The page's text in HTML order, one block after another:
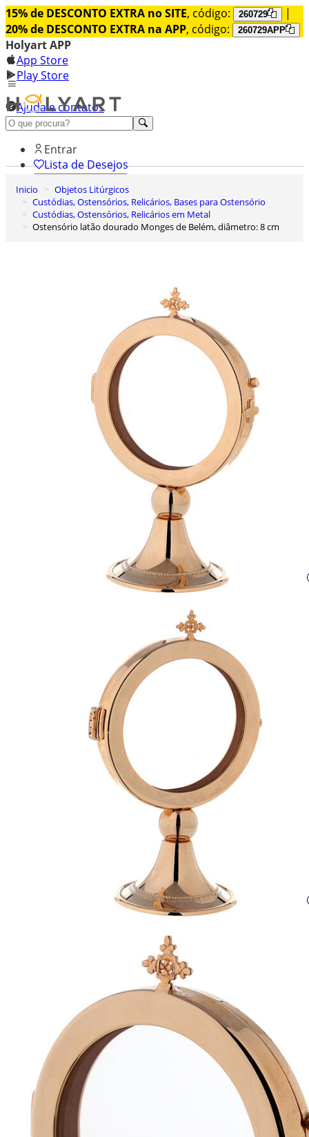
15% de DESCONTO EXTRA no SITE, código: 260729
|
20% de DESCONTO EXTRA na APP, código: 260729APP
Holyart APP
App Store
Play Store
Ajuda e contatos
Conheça premium
Entrar
Lista de Desejos
0
Carrinho de Compras
Inicio
Objetos Litúrgicos
Custódias, Ostensórios, Relicários, Bases para Ostensório
Custódias, Ostensórios, Relicários em Metal
Ostensório latão dourado Monges de Belém, diâmetro: 8 cm